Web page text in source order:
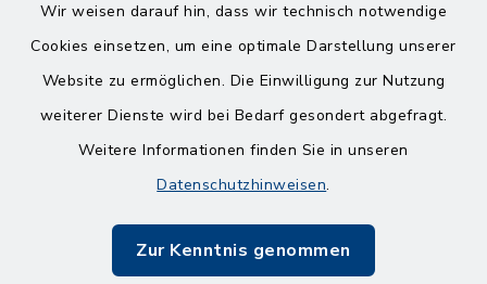
Wir weisen darauf hin, dass wir technisch notwendige
Cookies einsetzen, um eine optimale Darstellung unserer
Website zu ermöglichen. Die Einwilligung zur Nutzung
weiterer Dienste wird bei Bedarf gesondert abgefragt.
Weitere Informationen finden Sie in unseren
Datenschutzhinweisen.
Zur Kenntnis genommen
Barrierefreiheit
Impressum